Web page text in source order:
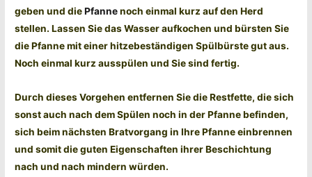
geben und diePfannenoch einmal kurz auf den Herd
stellen. Lassen Sie das Wasser aufkochen und bürsten Sie
die Pfanne mit einer hitzebeständigen Spülbürste gut aus.
Noch einmal kurz ausspülen und Sie sind fertig.
Durch dieses Vorgehen entfernen Sie die Restfette, die sich
sonst auch nach dem Spülen noch in der Pfanne befinden,
sich beim nächsten Bratvorgang in Ihre Pfanne einbrennen
und somit die guten Eigenschaften ihrer Beschichtung
nach und nach mindern würden.